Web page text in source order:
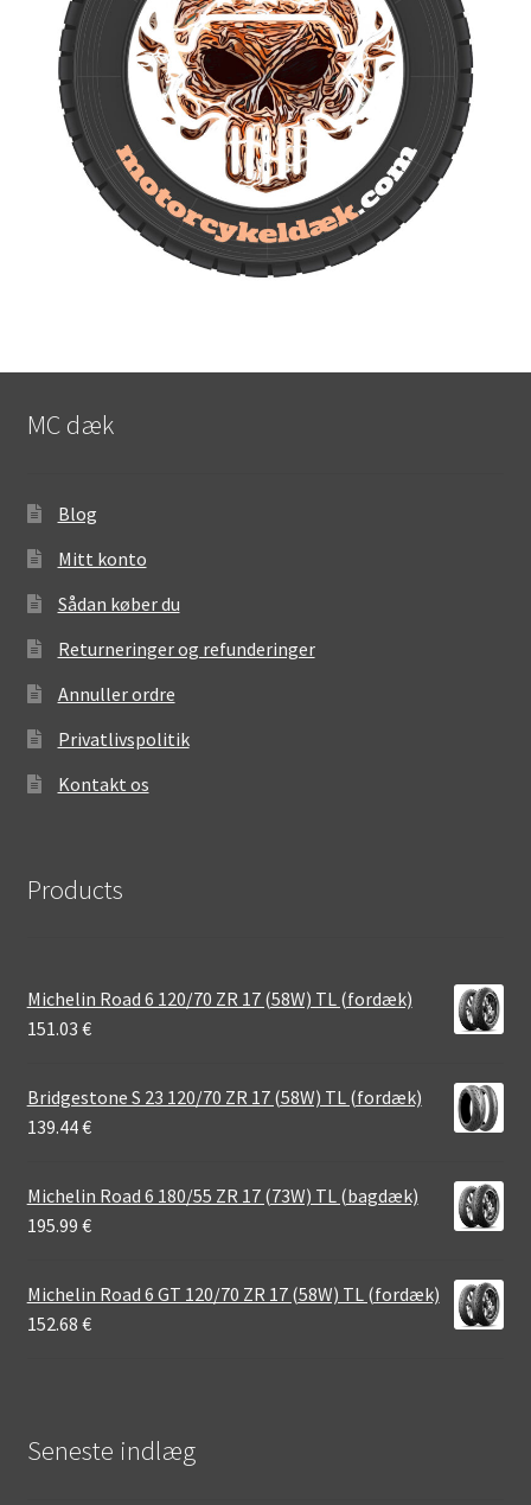
MC dæk
Blog
Mitt konto
Sådan køber du
Returneringer og refunderinger
Annuller ordre
Privatlivspolitik
Kontakt os
Products
Michelin Road 6 120/70 ZR 17 (58W) TL (fordæk)
151.03 €
Bridgestone S 23 120/70 ZR 17 (58W) TL (fordæk)
139.44€
Michelin Road 6 180/55 ZR 17 (73W) TL (bagdæk)
195.99 €
Michelin Road 6 GT 120/70 ZR 17 (58W) TL (fordæk)
152.68 €
Seneste indlæg